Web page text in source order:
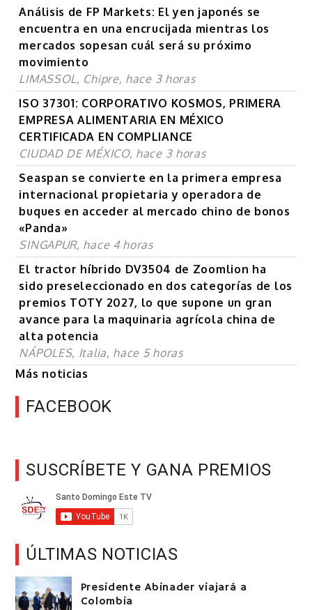
Análisis de FP Markets: El yen japonés se
encuentra en una encrucijada mientras los
mercados sopesan cuál será su próximo
movimiento
LIMASSOL, Chipre, hace 3 horas
ISO 37301: CORPORATIVO KOSMOS, PRIMERA
EMPRESA ALIMENTARIA EN MÉXICO
CERTIFICADA EN COMPLIANCE
CIUDAD DE MÉXICO, hace 3 horas
Seaspan se convierte en la primera empresa
internacional propietaria y operadora de
buques en acceder al mercado chino de bonos
«Panda»
SINGAPUR, hace 4 horas
El tractor híbrido DV3504 de Zoomlion ha
sido preseleccionado en dos categorías de los
premios TOTY 2027, lo que supone un gran
avance para la maquinaria agrícola china de
alta potencia
NÁPOLES, Italia, hace 5 horas
Más noticias
FACEBOOK
SUSCRÍBETE Y GANA PREMIOS
ÚLTIMAS NOTICIAS
Presidente Abinader viajará a
Colombia